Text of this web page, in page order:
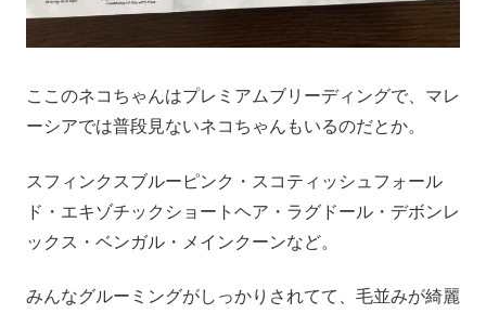
ここのネコちゃんはプレミアムブリーディングで、マレ
ーシアでは普段見ないネコちゃんもいるのだとか。
スフィンクスブルーピンク・スコティッシュフォール
ド・エキゾチックショートヘア・ラグドール・デボンレ
ックス・ベンガル・メインクーンなど。
みんなグルーミングがしっかりされてて、毛並みが綺麗